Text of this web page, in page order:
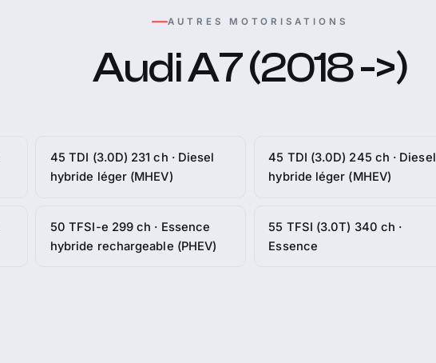
AUTRES MOTORISATIONS
Audi A7 (2018 ->)
45 TDI (3.0D) 231 ch · Diesel
hybride léger (MHEV)
45 TDI (3.0D) 245 ch · Diesel
hybride léger (MHEV)
50 TFSI-e 299 ch · Essence
hybride rechargeable (PHEV)
55 TFSI (3.0T) 340 ch ·
Essence